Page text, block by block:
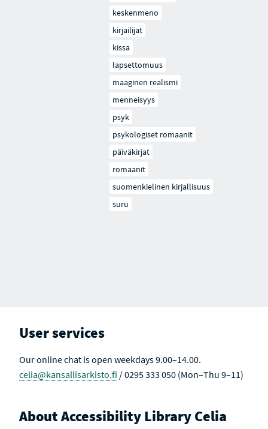
keskenmeno
kirjailijat
kissa
lapsettomuus
maaginen realismi
menneisyys
psyk
psykologiset romaanit
päiväkirjat
romaanit
suomenkielinen kirjallisuus
suru
User services
Our online chat is open weekdays 9.00–14.00.
celia@kansallisarkisto.fi / 0295 333 050 (Mon–Thu 9–11)
About Accessibility Library Celia